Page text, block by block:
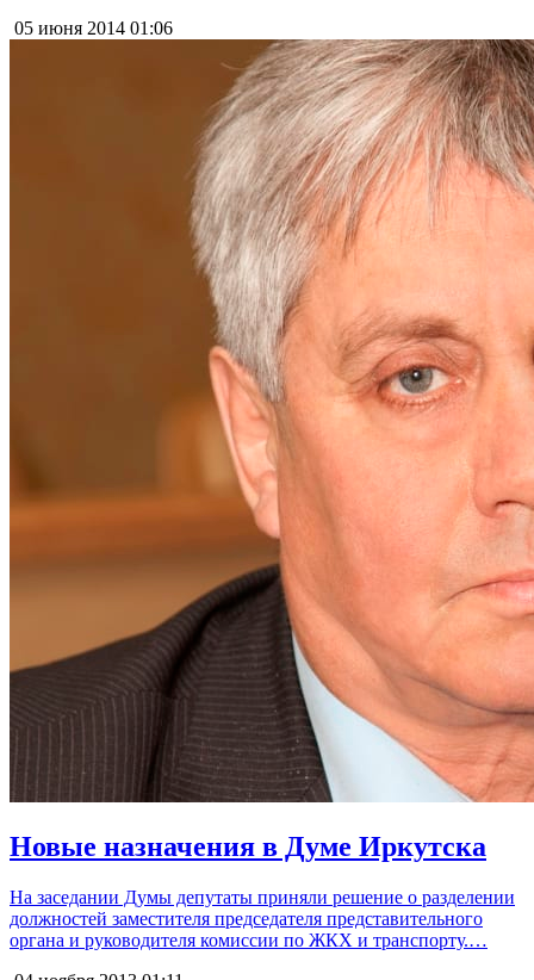
05 июня 2014 01:06
Новые назначения в Думе Иркутска
На заседании Думы депутаты приняли решение о разделении
должностей заместителя председателя представительного
органа и руководителя комиссии по ЖКХ и транспорту.…